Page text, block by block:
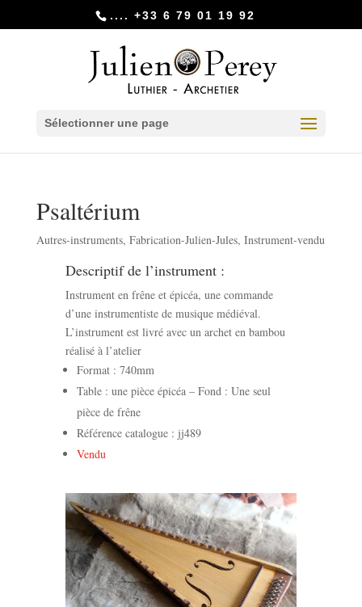
.... +33 6 79 01 19 92
Sélectionner une page
Psaltérium
Autres-instruments, Fabrication-Julien-Jules, Instrument-vendu
Descriptif de l’instrument :
Instrument en frêne et épicéa, une commande
d’une instrumentiste de musique médiéval.
L’instrument est livré avec un archet en bambou
réalisé à l’atelier
Format : 740mm
Table : une pièce épicéa – Fond : Une seul
pièce de frêne
Référence catalogue : jj489
Vendu